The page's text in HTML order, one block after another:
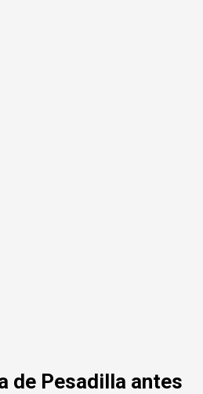
de Pesadilla antes